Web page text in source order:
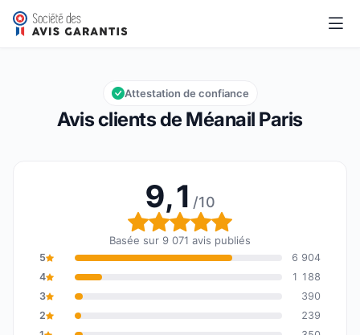
Méanail Paris
Note globale : 9,1 sur 10
9,1/10
Avis clients de Méanail Paris
Attestation de confiance
9,1 /10
Note globale : 9,1 sur 10
Basée sur 9 071 avis publiés
5
6 904
4
1 188
3
390
2
239